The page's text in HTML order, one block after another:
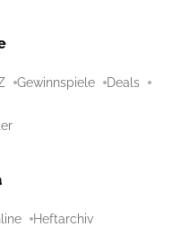
Gewinnspiele Deals
Heftarchiv